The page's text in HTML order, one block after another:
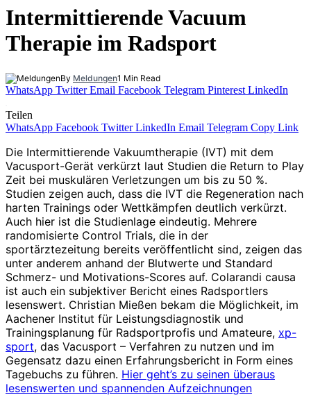
Intermittierende Vacuum
Therapie im Radsport
By Meldungen1 Min Read
WhatsApp Twitter Email Facebook Telegram Pinterest LinkedIn
Teilen
WhatsApp Facebook Twitter LinkedIn Email Telegram Copy Link
Die Intermittierende Vakuumtherapie (IVT) mit dem
Vacusport-Gerät verkürzt laut Studien die Return to Play
Zeit bei muskulären Verletzungen um bis zu 50 %.
Studien zeigen auch, dass die IVT die Regeneration nach
harten Trainings oder Wettkämpfen deutlich verkürzt.
Auch hier ist die Studienlage eindeutig. Mehrere
randomisierte Control Trials, die in der
sportärztezeitung bereits veröffentlicht sind, zeigen das
unter anderem anhand der Blutwerte und Standard
Schmerz- und Motivations-Scores auf. Colarandi causa
ist auch ein subjektiver Bericht eines Radsportlers
lesenswert. Christian Mießen bekam die Möglichkeit, im
Aachener Institut für Leistungsdiagnostik und
Trainingsplanung für Radsportprofis und Amateure, xp-
sport, das Vacusport – Verfahren zu nutzen und im
Gegensatz dazu einen Erfahrungsbericht in Form eines
Tagebuchs zu führen. Hier geht’s zu seinen überaus
lesenswerten und spannenden Aufzeichnungen